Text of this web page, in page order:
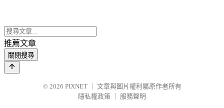
推薦文章
關閉搜尋
© 2026 PIXNET
文章與圖片權利屬原作者所有
隱私權政策
服務聲明